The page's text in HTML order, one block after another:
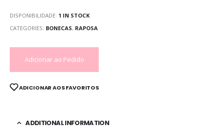
DISPONIBILIDADE: 1 IN STOCK
CATEGORIES: BONECAS, RAPOSA
Adicionar ao Pedido
ADICIONAR AOS FAVORITOS
ADDITIONAL INFORMATION